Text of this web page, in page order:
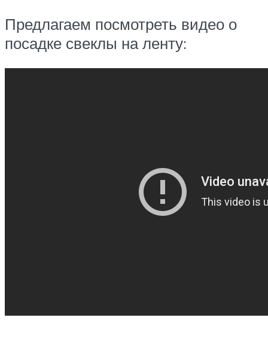
Предлагаем посмотреть видео о
посадке свеклы на ленту: